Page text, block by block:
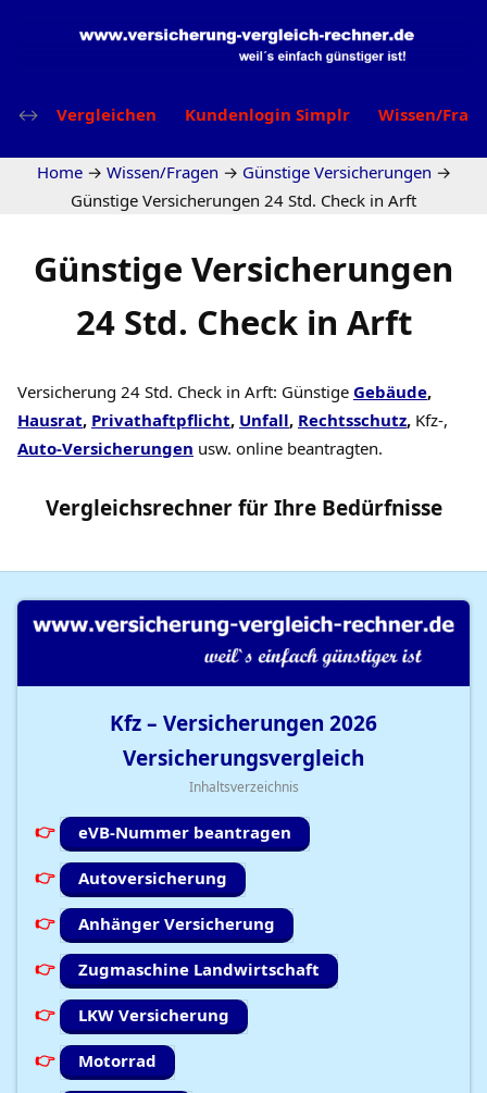
Vergleichen Kundenlogin Simplr Wissen/
Home → Wissen/Fragen → Günstige Versicherungen →
Günstige Versicherungen 24 Std. Check in Arft
Günstige Versicherungen
24 Std. Check in Arft
Versicherung 24 Std. Check in Arft: Günstige Gebäude,
Hausrat, Privathaftpflicht, Unfall, Rechtsschutz, Kfz-,
Auto-Versicherungen usw. online beantragten.
Vergleichsrechnerfür Ihre Bedürfnisse
Kfz – Versicherungen 2026
Versicherungsvergleich
Inhaltsverzeichnis
eVB-Nummer beantragen
Autoversicherung
Anhänger Versicherung
Zugmaschine Landwirtschaft
LKW Versicherung
Motorrad